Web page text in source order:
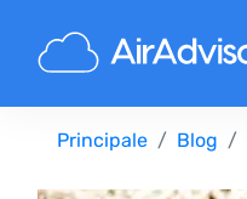
Principale Blog